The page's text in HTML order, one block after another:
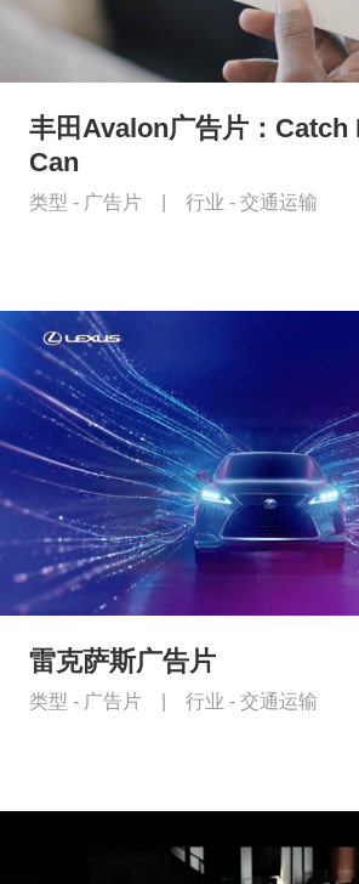
丰田Avalon广告片：Catch
Can
类型 - 广告片 行业 - 交通运输
雷克萨斯广告片
类型 - 广告片 行业 - 交通运输